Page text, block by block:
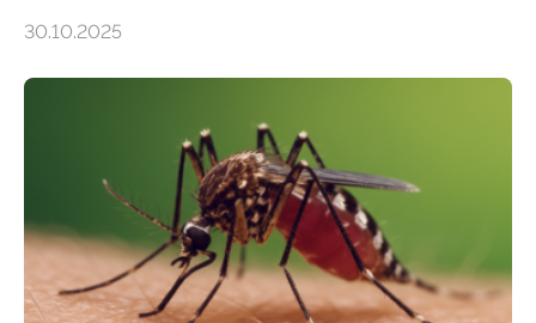
Landpflanzen zählen zu den komplexesten
Grünalgen, die vor Hunderten von Millionen Jahren
lebten. Unter den Vorfahren sticht eine Gruppe heraus,
die noch heute in der Natur vorkommt: die
Süßwasseralge Coleochaetophyceae. Einige Arten
dieser Gruppe bilden aus Zellfäden dichte Geflechte
mit scheibenförmiger Gestalt. Was auffällig ist: Die
nächsten…
30.10.2025